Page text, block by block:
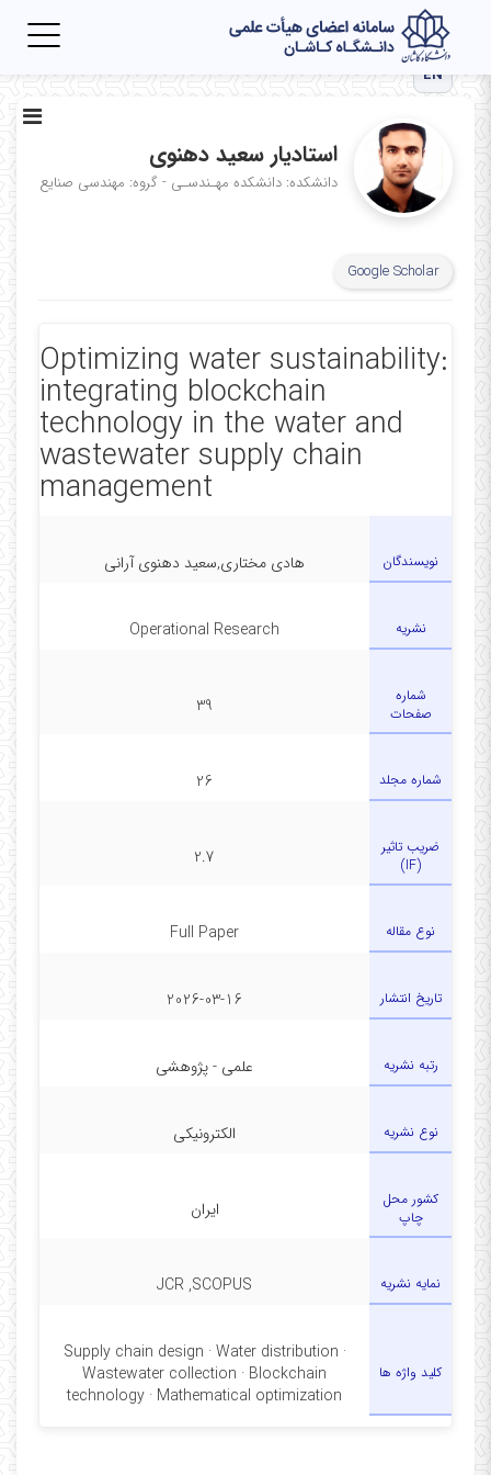
EN
استادیار سعید دهنوی
دانشکده: دانشکده مهـندسـی - گروه: مهندسی صنایع
Google Scholar
Optimizing water sustainability:
integrating blockchain
technology in the water and
wastewater supply chain
management
نویسندگان هادی مختاری,سعید دهنوی آرانی
نشریه Operational Research
شماره
صفحات
39
شماره مجلد 26
ضریب تاثیر
(IF)
2.7
نوع مقاله Full Paper
تاریخ انتشار 2026-03-16
رتبه نشریه علمی - پژوهشی
نوع نشریه الکترونیکی
کشور محل
چاپ
ایران
نمایه نشریه JCR ,SCOPUS
کلید واژه ها
Supply chain design · Water distribution ·
Wastewater collection · Blockchain
technology · Mathematical optimization